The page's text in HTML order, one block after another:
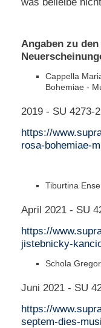
Angaben zu
Cappella
Bohemiae -
2019 - SU 4273-2
https://
rosa-bohemiae-
Tiburtina
April 2021 - SU
https://
jistebnicky-
Schola
Juni 2021 - SU
https://
septem-dies-